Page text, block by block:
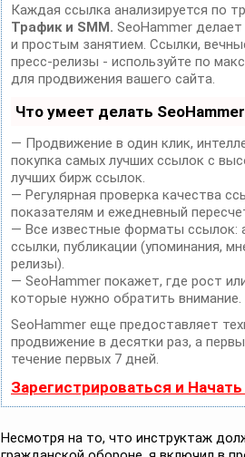
Каждая ссылка анализируется по
Трафик и SMM. SeoHammer
и простым занятием. Ссылки,
пресс-релизы - используйте по
для продвижения вашего сайта.
Что умеет делать SeoHammer
— Продвижение в один клик,
покупка самых лучших ссылок с
лучших бирж ссылок.
— Регулярная проверка качества
показателям и ежедневный
— Все известные форматы ссылок:
ссылки, публикации (упоминания,
релизы).
— SeoHammer покажет, где рост
которые нужно обратить внимание.
SeoHammer еще предоставляет
продвижение в десятки раз, а
течение первых 7 дней.
Зарегистрироваться и
Несмотря на то, что инструктаж